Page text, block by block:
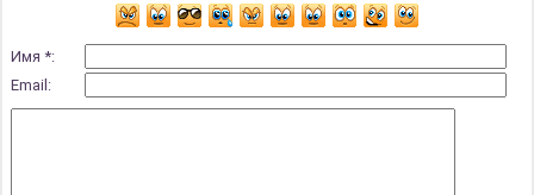
Имя *:
Email: